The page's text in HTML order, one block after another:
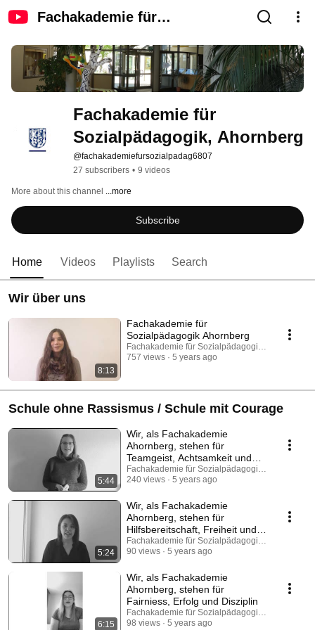
Fachakademie für
Fachakademie für
Sozialpädagogik, Ahornberg
@fachakademiefursozialpadag6807
27 subscribers • 9 videos
More about this channel ...more
Subscribe
Home Videos Playlists Search
Wir über uns
8:13
Fachakademie für
Sozialpädagogik Ahornberg
Fachakademie für Sozialpädagogik, Ahornberg
757 views
5 years ago
Schule ohne Rassismus / Schule mit Courage
5:44
Wir, als Fachakademie
Ahornberg, stehen für
Teamgeist, Achtsamkeit und
Selbstbewusstsein
Fachakademie für Sozialpädagogik, Ahornberg
240 views
5 years ago
5:24
Wir, als Fachakademie
Ahornberg, stehen für
Hilfsbereitschaft, Freiheit und
Akzeptanz
Fachakademie für Sozialpädagogik, Ahornberg
90 views
5 years ago
6:15
Wir, als Fachakademie
Ahornberg, stehen für
Fairniess, Erfolg und Disziplin
Fachakademie für Sozialpädagogik, Ahornberg
98 views
5 years ago